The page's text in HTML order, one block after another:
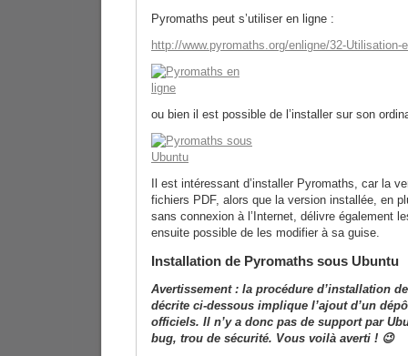
Pyromaths peut s’utiliser en ligne :
http://www.pyromaths.org/enligne/32-Utilisation-
ou bien il est possible de l’installer sur son
Il est intéressant d’installer Pyromaths, car la
fichiers PDF, alors que la version installée, en
sans connexion à l’Internet, délivre également
ensuite possible de les modifier à sa guise.
Installation de Pyromaths sous Ubuntu
Avertissement : la procédure d’installation
décrite ci-dessous implique l’ajout d’un
officiels. Il n’y a donc pas de support par
bug, trou de sécurité. Vous voilà averti ! 😉